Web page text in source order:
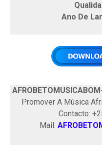
Ano De
Promover A Música
Contacto:
Mail: